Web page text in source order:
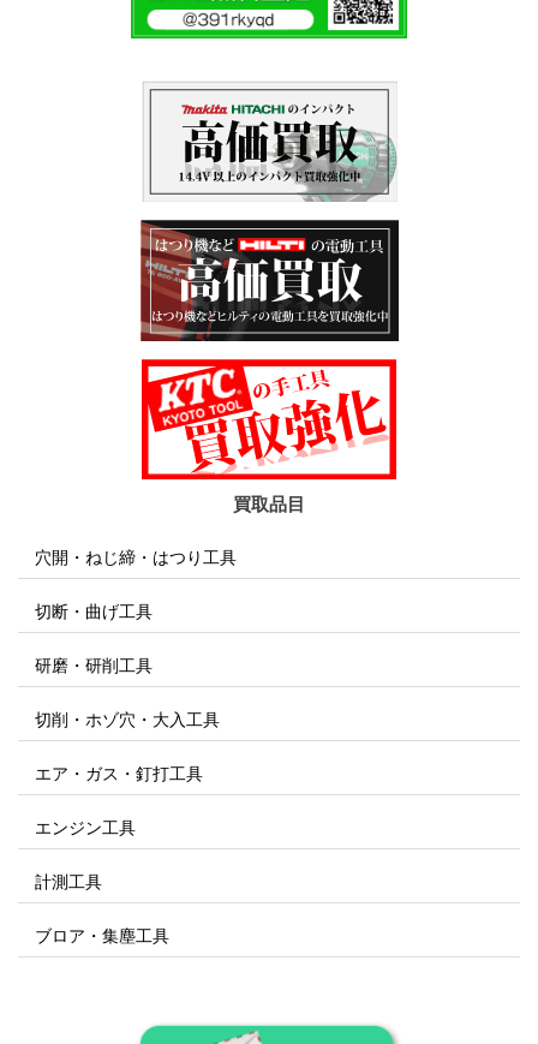
買取品目
穴開・ねじ締・はつり工具
切断・曲げ工具
研磨・研削工具
切削・ホゾ穴・大入工具
エア・ガス・釘打工具
エンジン工具
計測工具
ブロア・集塵工具